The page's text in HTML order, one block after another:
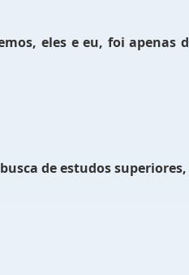
eles e eu, foi apenas
de estudos